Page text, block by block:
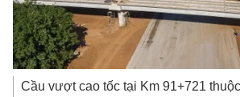
Cầu vượt cao tốc tại Km 91+721